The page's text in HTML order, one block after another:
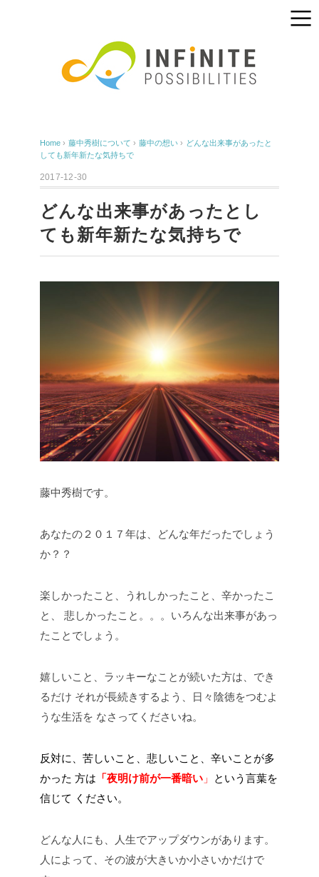
Home › 藤中秀樹について › 藤中の想い › どんな出来事があったと
しても新年新たな気持ちで
2017-12-30
どんな出来事があったとし
ても新年新たな気持ちで
藤中秀樹です。
あなたの２０１７年は、どんな年だったでしょう
か？？
楽しかったこと、うれしかったこと、辛かったこ
と、
悲しかったこと。。。いろんな出来事があっ
たことでしょう。
嬉しいこと、ラッキーなことが続いた方は、でき
るだけ それが長続きするよう、日々陰徳をつむよ
うな生活を なさってくださいね。
反対に、苦しいこと、悲しいこと、辛いことが多
かった 方は 「夜明け前が一番暗い 」
という言葉を
信じて ください。
どんな人にも、人生でアップダウンがあります。
人によって、その波が大きいか小さいかだけで